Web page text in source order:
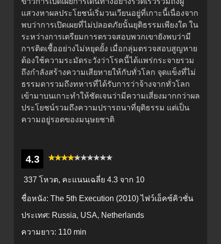
แสวงหาผลประโยชน์เริ่มวนเวียนอยู่ที่เกาะนี้เนื่องจาก
พบว่าการเปิดเผยที่ไม่ปลอดภัยนั้นยุติธรรมเพียงใด ใน
ระหว่างการเตรียมการตรวจสอบพวกเขายังพบว่ามี
การติดเชื้ออย่างไม่หยุดยั้ง เมื่อกลุ่มตรวจสอบสูญหาย
ต้องใช้ความระมัดระวังว่าโรคนี้ได้แพร่กระจายรวม
ถึงกำลังสร้างความเสียหายให้กับทั่วโลก จุดแข็งที่ไม่
ธรรมดารวมถึงทหารที่ได้รับการว่าจ้างจากทั่วโลก
เข้ามาบนเกาะทำให้ชัดเจนว่ามีความเสี่ยงมากกว่าผล
ประโยชน์รวมถึงความปรารถนาที่ยุติธรรม แต่เป็น
ความอยู่รอดของมนุษยชาติ
4.3
337 โหวต, คะแนนเฉลี่ย 4.3 จาก 10
ชื่อหนัง: The 5th Execution (2010) ไฟว์เอ็คซ์คิวชั่น
ประเทศ: Russia, USA, Netherlands
ความยาว: 110 min